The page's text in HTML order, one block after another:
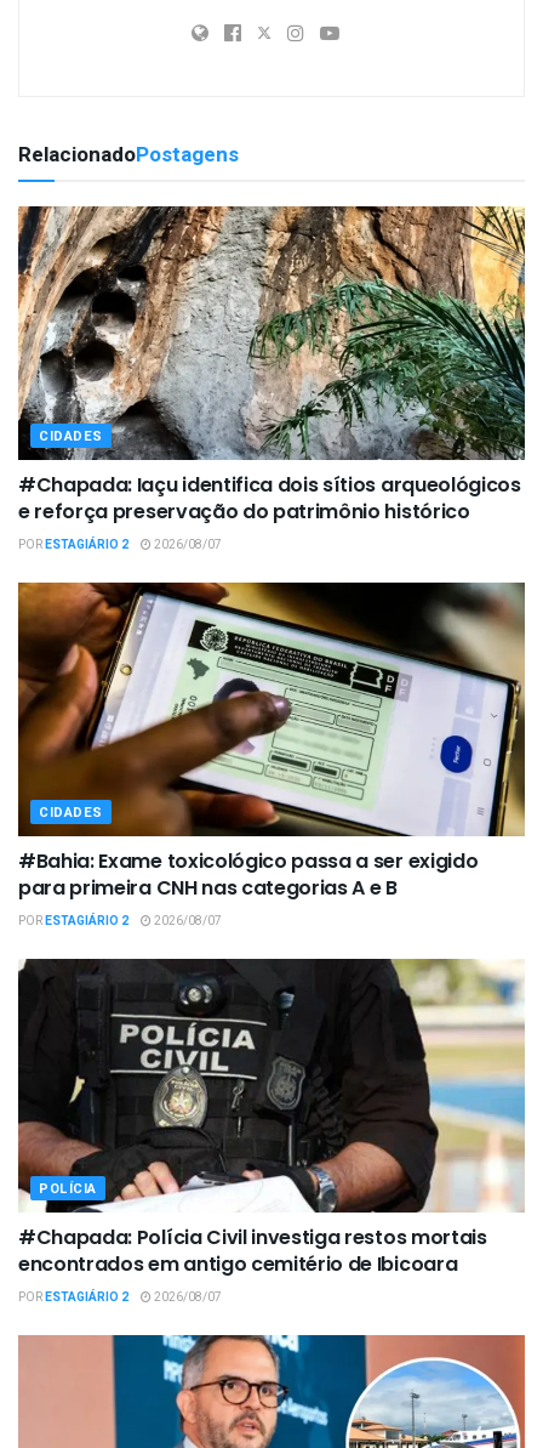
RelacionadoPostagens
CIDADES
#Chapada: Iaçu identifica dois sítios arqueológicos
e reforça preservação do patrimônio histórico
PORESTAGIÁRIO 2 2026/08/07
CIDADES
#Bahia: Exame toxicológico passa a ser exigido
para primeira CNH nas categorias A e B
PORESTAGIÁRIO 2 2026/08/07
POLÍCIA
#Chapada: Polícia Civil investiga restos mortais
encontrados em antigo cemitério de Ibicoara
PORESTAGIÁRIO 2 2026/08/07